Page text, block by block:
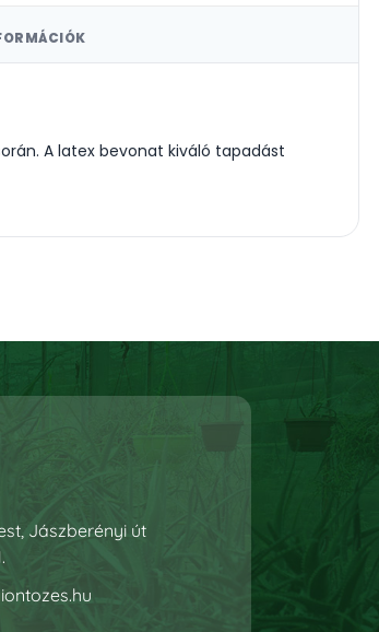
A latex bevonat kiváló tapadást
Jászberényi út